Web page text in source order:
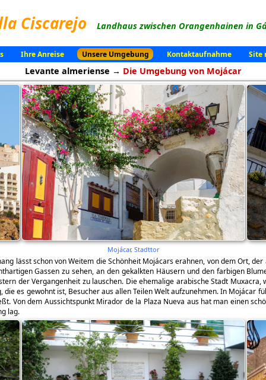
Ciscarejo Landhaus zwischen Orangenhainen in
Ihre Anreise Unsere Umgebung Kontaktaufnahme Site
Levante almeriense → Die Umgebung von Mojácar
Mojácar, Stadttor
lässt schon von Weitem die Schönheit Mojácars erahnen, von dem Ort,
Gassen zu sehen, an den gekalkten Häusern und den farbigen
der Vergangenheit zu lauschen. Die ehemalige arabische Stadt Muxacra,
es gewohnt ist, Besucher aus allen Teilen Welt aufzunehmen. In Mojácar
Von dem Aussichtspunkt Mirador de la Plaza Nueva aus hat man einen
lag.